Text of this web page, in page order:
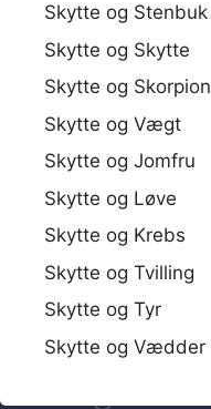
Skytte og Stenbuk
Skytte og Skytte
Skytte og Skorpion
Skytte og Vægt
Skytte og Jomfru
Skytte og Løve
Skytte og Krebs
Skytte og Tvilling
Skytte og Tyr
Skytte og Vædder